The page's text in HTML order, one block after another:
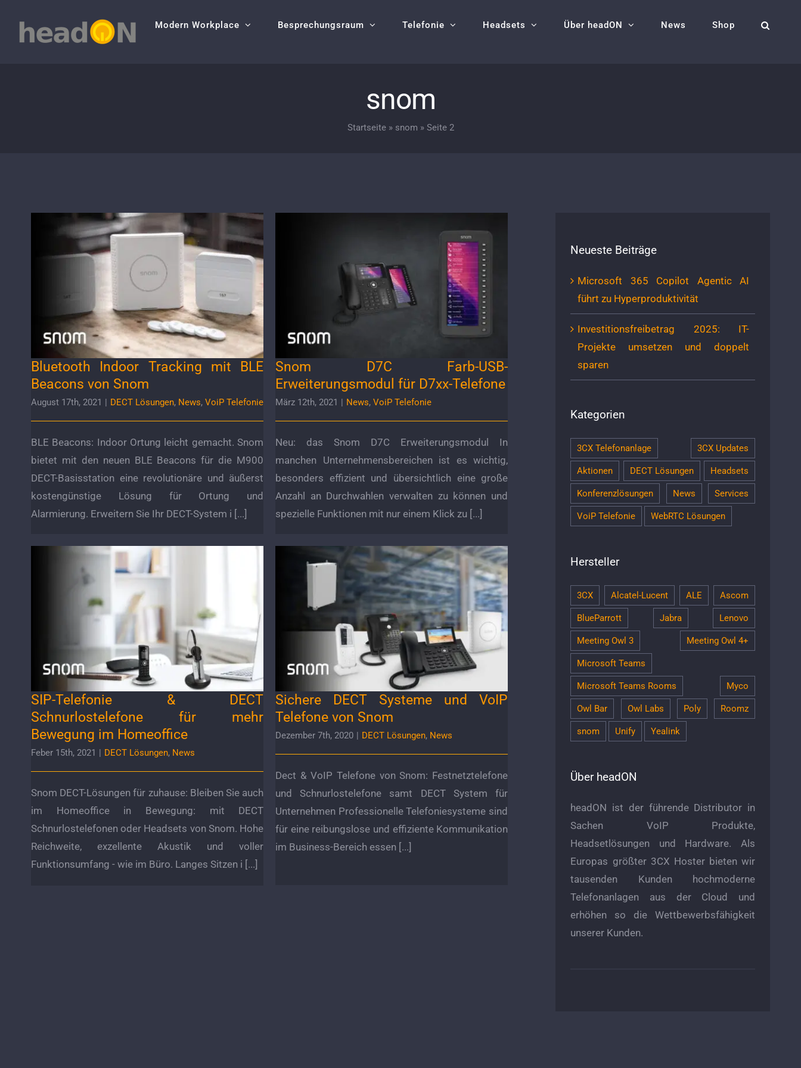
content
Modern Workplace Besprechungsraum Telefonie Headsets Über headON News Shop
snom
Startseite» snom » Seite 2
Bluetooth Indoor Tracking mit BLE Beacons
von Snom
Bluetooth Indoor Tracking mit BLE
Beacons von Snom
August 17th, 2021 | DECT Lösungen, News, VoiP Telefonie
BLE Beacons: Indoor Ortung leicht gemacht. Snom
bietet mit den neuen BLE Beacons für die M900
DECT-Basisstation eine revolutionäre und äußerst
kostengünstige Lösung für Ortung und
Alarmierung. Erweitern Sie Ihr DECT-System i [...]
Snom D7C Farb-USB-Erweiterungsmodul für
D7xx-Telefone
Snom D7C Farb-USB-
Erweiterungsmodul für D7xx-Telefone
März 12th, 2021 | News, VoiP Telefonie
Neu: das Snom D7C Erweiterungsmodul In
manchen Unternehmensbereichen ist es wichtig,
besonders effizient und übersichtlich eine große
Anzahl an Durchwahlen verwalten zu können und
spezielle Funktionen mit nur einem Klick zu [...]
SIP-Telefonie & DECT Schnurlostelefone für
mehr Bewegung im Homeoffice
SIP-Telefonie & DECT
Schnurlostelefone für mehr
Bewegung im Homeoffice
Feber 15th, 2021 | DECT Lösungen, News
Snom DECT-Lösungen für zuhause: Bleiben Sie auch
im Homeoffice in Bewegung: mit DECT
Schnurlostelefonen oder Headsets von Snom. Hohe
Reichweite, exzellente Akustik und voller
Funktionsumfang - wie im Büro. Langes Sitzen i [...]
Sichere DECT Systeme und VoIP Telefone von
Snom
Sichere DECT Systeme und VoIP
Telefone von Snom
Dezember 7th, 2020 | DECT Lösungen, News
Dect & VoIP Telefone von Snom: Festnetztelefone
und Schnurlostelefone samt DECT System für
Unternehmen Professionelle Telefoniesysteme sind
für eine reibungslose und effiziente Kommunikation
im Business-Bereich essen [...]
Neueste Beiträge
Microsoft 365 Copilot Agentic AI
führt zu Hyperproduktivität
Investitionsfreibetrag 2025: IT-
Projekte umsetzen und doppelt
sparen
Kategorien
3CX Telefonanlage 3CX Updates
Aktionen DECT Lösungen Headsets
Konferenzlösungen News Services
VoiP Telefonie WebRTC Lösungen
Hersteller
3CX Alcatel-Lucent ALE Ascom
BlueParrott Jabra Lenovo
Meeting Owl 3 Meeting Owl 4+
Microsoft Teams
Microsoft Teams Rooms Myco
Owl Bar Owl Labs Poly Roomz
snom Unify Yealink
Über headON
headON ist der führende Distributor in
Sachen VoIP Produkte,
Headsetlösungen und Hardware. Als
Europas größter 3CX Hoster bieten wir
tausenden Kunden hochmoderne
Telefonanlagen aus der Cloud und
erhöhen so die Wettbewerbsfähigkeit
unserer Kunden.